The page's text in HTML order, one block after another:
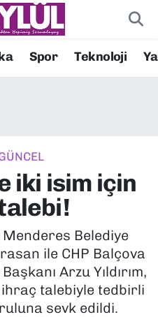
Spor Teknoloji
iki isim için
Belediye
ile CHP Balçova
Arzu Yıldırım,
talebiyle tedbirli
sevk edildi.
ve Fikstür